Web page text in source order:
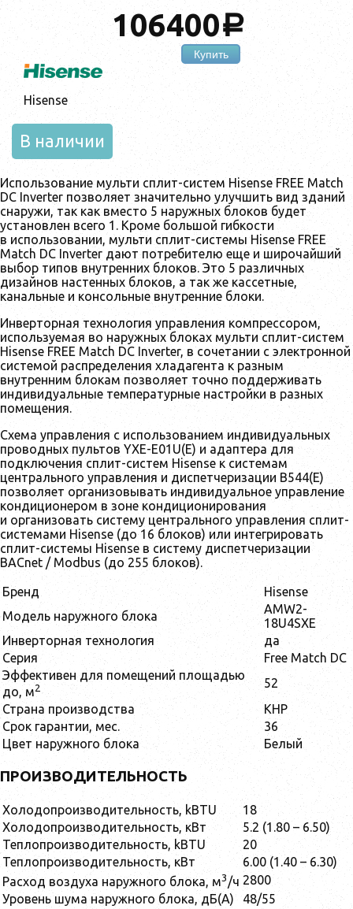
106400a
Купить
Hisense
В наличии
Использование мульти сплит-систем Hisense FREE Match
DC Inverter позволяет значительно улучшить вид зданий
снаружи, так как вместо 5 наружных блоков будет
установлен всего 1. Кроме большой гибкости
в использовании, мульти сплит-системы Hisense FREE
Match DC Inverter дают потребителю еще и широчайший
выбор типов внутренних блоков. Это 5 различных
дизайнов настенных блоков, а так же кассетные,
канальные и консольные внутренние блоки.
Инверторная технология управления компрессором,
используемая во наружных блоках мульти сплит-систем
Hisense FREE Match DC Inverter, в сочетании с электронной
системой распределения хладагента к разным
внутренним блокам позволяет точно поддерживать
индивидуальные температурные настройки в разных
помещения.
Схема управления с использованием индивидуальных
проводных пультов YXE-E01U(E) и адаптера для
подключения сплит-систем Hisense к системам
центрального управления и диспетчеризации B544(E)
позволяет организовывать индивидуальное управление
кондиционером в зоне кондиционирования
и организовать систему центрального управления сплит-
системами Hisense (до 16 блоков) или интегрировать
сплит-системы Hisense в систему диспетчеризации
BACnet / Modbus (до 255 блоков).
Бренд
Hisense
Модель наружного блока
AMW2-
18U4SXE
Инверторная технология
да
Серия
Free Match DC
Эффективен для помещений площадью
до, м2
52
Страна производства
КНР
Срок гарантии, мес.
36
Цвет наружного блока
Белый
ПРОИЗВОДИТЕЛЬНОСТЬ
Холодопроизводительность, kBTU
18
Холодопроизводительность, кВт
5.2 (1.80 – 6.50)
Теплопроизводительность, kBTU
20
Теплопроизводительность, кВт
6.00 (1.40 – 6.30)
Расход воздуха наружного блока, м3 /ч 2800
Уровень шума наружного блока, дБ(А)
48/55